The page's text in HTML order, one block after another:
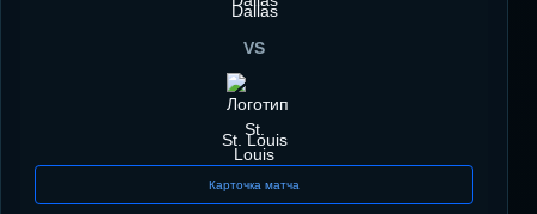
Dallas
VS
St. Louis
Карточка матча